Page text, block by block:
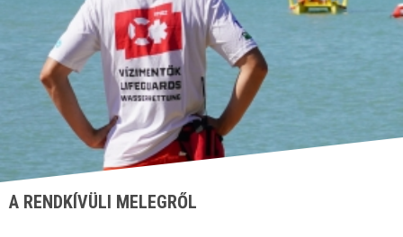
A RENDKÍVÜLI MELEGRŐL